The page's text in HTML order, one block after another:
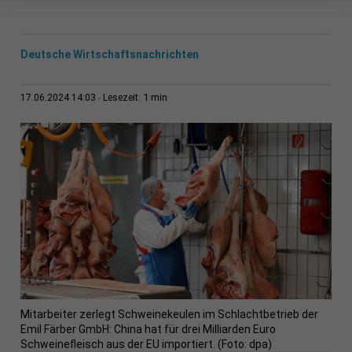
Deutsche Wirtschaftsnachrichten
17.06.2024 14:03 Lesezeit: 1 min
Mitarbeiter zerlegt Schweinekeulen im Schlachtbetrieb der
Emil Färber GmbH: China hat für drei Milliarden Euro
Schweinefleisch aus der EU importiert. (Foto: dpa)